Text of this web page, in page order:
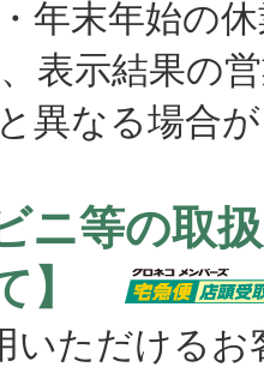
年末年始の
表示結果の
なる場合が
ニ等の取
】
ただけるお